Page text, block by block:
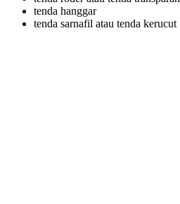
tenda hanggar
tenda sarnafil atau tenda kerucut